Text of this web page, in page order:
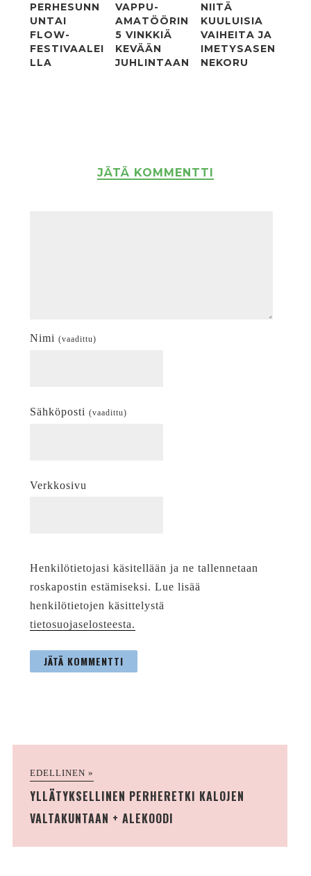
PERHESUNN
UNTAI
FLOW-
FESTIVAALEI
LLA
VAPPU-
AMATÖÖRIN
5 VINKKIÄ
KEVÄÄN
JUHLINTAAN
NIITÄ
KUULUISIA
VAIHEITA JA
IMETYSASEN
NEKORU
JÄTÄ KOMMENTTI
Nimi (vaadittu)
Sähköposti (vaadittu)
Verkkosivu
Henkilötietojasi käsitellään ja ne tallennetaan
roskapostin estämiseksi. Lue lisää
henkilötietojen käsittelystä
tietosuojaselosteesta.
EDELLINEN »
YLLÄTYKSELLINEN PERHERETKI KALOJEN
VALTAKUNTAAN + ALEKOODI